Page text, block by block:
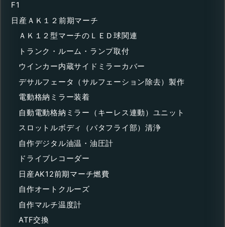
F1
日産ＡＫ１２前期マーチ
ＡＫ１２型マーチのＬＥＤ球関連
トランク・ルーム・ランプ取付
ウインカー内蔵サイドミラーカバー
デサルフェータ（サルフェーション除去）製作
電動格納ミラー装着
自動電動格納ミラー（キーレス連動）ユニット
スロットルボディ（バタフライ部）清浄
自作デジタル油温・油圧計
ドライブレコーダー
日産AK12前期マーチ燃費
自作オートクルーズ
自作マルチ温度計
ATF交換